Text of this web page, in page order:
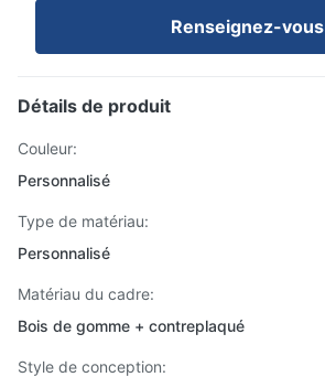
Renseignez-vous
Détails de produit
Couleur:
Personnalisé
Type de matériau:
Personnalisé
Matériau du cadre:
Bois de gomme + contreplaqué
Style de conception: